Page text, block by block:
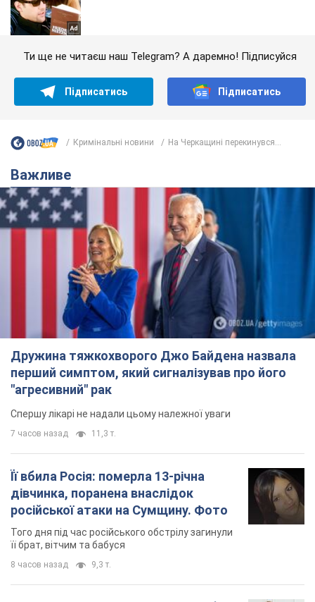
Ти ще не читаєш наш Telegram? А даремно! Підписуйся
Підписатись Підписатись
Кримінальні новини На Черкащині перекинувся...
Важливе
Дружина тяжкохворого Джо Байдена назвала
перший симптом, який сигналізував про його
"агресивний" рак
Спершу лікарі не надали цьому належної уваги
7 часов назад 11,3 т.
Її вбила Росія: померла 13-річна
дівчинка, поранена внаслідок
російської атаки на Сумщину. Фото
Того дня під час російського обстрілу загинули
її брат, вітчим та бабуся
8 часов назад 9,3 т.